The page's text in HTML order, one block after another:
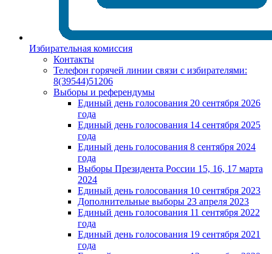
Избирательная комиссия
Контакты
Телефон горячей линии связи с избирателями:
8(39544)51206
Выборы и референдумы
Единый день голосования 20 сентября 2026
года
Единый день голосования 14 сентября 2025
года
Единый день голосования 8 сентября 2024
года
Выборы Президента России 15, 16, 17 марта
2024
Единый день голосования 10 сентября 2023
Дополнительные выборы 23 апреля 2023
Единый день голосования 11 сентября 2022
года
Единый день голосования 19 сентября 2021
года